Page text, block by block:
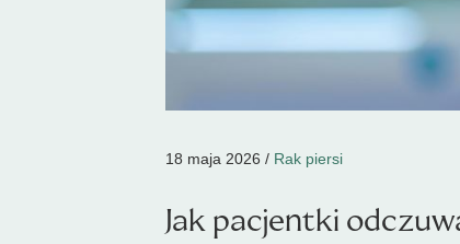
18 maja 2026 / Rak piersi
Jak pacjentki